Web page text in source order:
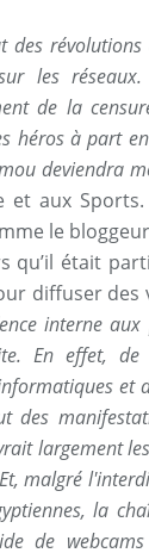
des
les
de la
héros à part
deviendra
et aux
le
qu’il était
diffuser des
interne
En effet, de
et
des
largement
malgré
la
de